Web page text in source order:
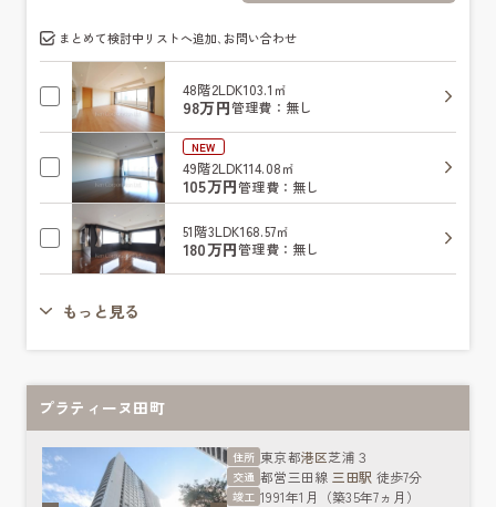
まとめて検討中リストへ追加､お問い合わせ
48階2LDK103.1㎡
98万円管理費：無し
NEW
49階2LDK114.08㎡
105万円管理費：無し
51階3LDK168.57㎡
180万円管理費：無し
もっと見る
プラティーヌ田町
住所 東京都港区芝浦３
交通 都営三田線 三田駅 徒歩7分
竣工 1991年1月（築35年7ヵ月）